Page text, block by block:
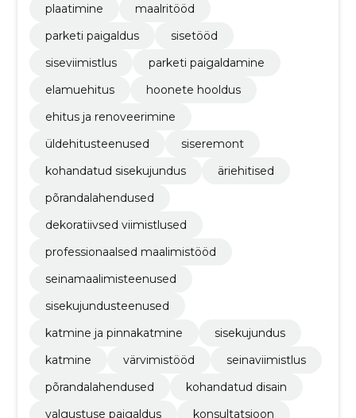
plaatimine
maalritööd
parketi paigaldus
sisetööd
siseviimistlus
parketi paigaldamine
elamuehitus
hoonete hooldus
ehitus ja renoveerimine
üldehitusteenused
siseremont
kohandatud sisekujundus
äriehitised
põrandalahendused
dekoratiivsed viimistlused
professionaalsed maalimistööd
seinamaalimisteenused
sisekujundusteenused
katmine ja pinnakatmine
sisekujundus
katmine
värvimistööd
seinaviimistlus
põrandalahendused
kohandatud disain
valgustuse paigaldus
konsultatsioon